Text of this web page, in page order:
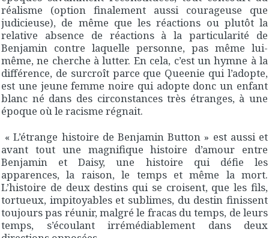
réalisme (option finalement aussi courageuse que
judicieuse), de même que les réactions ou plutôt la
relative absence de réactions à la particularité de
Benjamin contre laquelle personne, pas même lui-
même, ne cherche à lutter. En cela, c’est un hymne à la
différence, de surcroît parce que Queenie qui l’adopte,
est une jeune femme noire qui adopte donc un enfant
blanc né dans des circonstances très étranges, à une
époque où le racisme régnait.
« L’étrange histoire de Benjamin Button » est aussi et
avant tout une magnifique histoire d’amour entre
Benjamin et Daisy, une histoire qui défie les
apparences, la raison, le temps et même la mort.
L’histoire de deux destins qui se croisent, que les fils,
tortueux, impitoyables et sublimes, du destin finissent
toujours pas réunir, malgré le fracas du temps, de leurs
temps, s’écoulant irrémédiablement dans deux